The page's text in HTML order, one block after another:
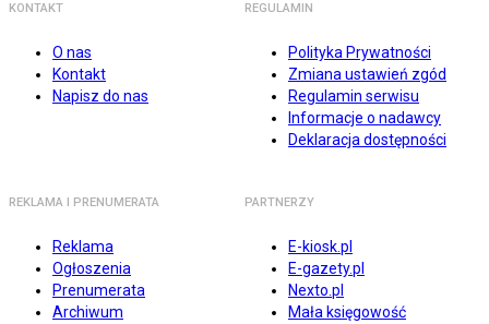
KONTAKT
O nas
Kontakt
Napisz do nas
REGULAMIN
Polityka Prywatności
Zmiana ustawień zgód
Regulamin serwisu
Informacje o nadawcy
Deklaracja dostępności
REKLAMA I PRENUMERATA
Reklama
Ogłoszenia
Prenumerata
Archiwum
PARTNERZY
E-kiosk.pl
E-gazety.pl
Nexto.pl
Mała księgowość